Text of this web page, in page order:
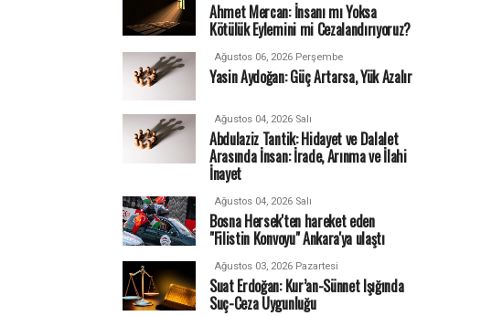
Ahmet Mercan: İnsanı mı Yoksa
Kötülük Eylemini mi Cezalandırıyoruz?
Ağustos 06, 2026 Perşembe
Yasin Aydoğan: Güç Artarsa, Yük Azalır
Ağustos 04, 2026 Salı
Abdulaziz Tantik: Hidayet ve Dalalet
Arasında İnsan: İrade, Arınma ve İlahi
İnayet
Ağustos 04, 2026 Salı
Bosna Hersek'ten hareket eden
"Filistin Konvoyu" Ankara'ya ulaştı
Ağustos 03, 2026 Pazartesi
Suat Erdoğan: Kur’an-Sünnet Işığında
Suç-Ceza Uygunluğu